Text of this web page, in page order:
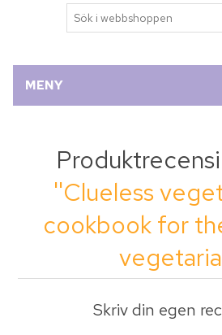
MENY
Clueless
cookbook for
Skriv din egen